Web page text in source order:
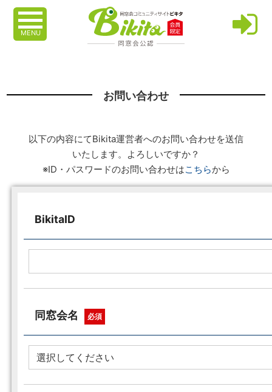
MENU
お問い合わせ
以下の内容にてBikita運営者へのお問い合わせを送信
いたします。よろしいですか？
※ID・パスワードのお問い合わせはこちらから
BikitaID
同窓会名 必須